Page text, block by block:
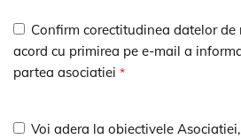
Confirm corectitudinea datelor de
acord cu primirea pe e-mail a
partea asociatiei *
Voi adera la obiectivele